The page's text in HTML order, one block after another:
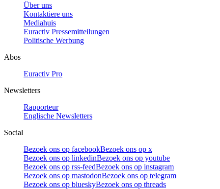
Über uns
Kontaktiere uns
Mediahuis
Euractiv Pressemitteilungen
Politische Werbung
Abos
Euractiv Pro
Newsletters
Rapporteur
Englische Newsletters
Social
Bezoek ons op facebookBezoek ons op x
Bezoek ons op linkedinBezoek ons op youtube
Bezoek ons op rss-feedBezoek ons op instagram
Bezoek ons op mastodonBezoek ons op telegram
Bezoek ons op blueskyBezoek ons op threads